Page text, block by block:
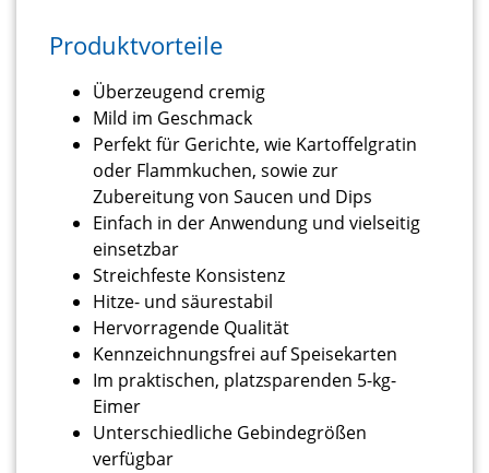
Produktvorteile
Überzeugend cremig
Mild im Geschmack
Perfekt für Gerichte, wie Kartoffelgratin
oder Flammkuchen, sowie zur
Zubereitung von Saucen und Dips
Einfach in der Anwendung und vielseitig
einsetzbar
Streichfeste Konsistenz
Hitze- und säurestabil
Hervorragende Qualität
Kennzeichnungsfrei auf Speisekarten
Im praktischen, platzsparenden 5-kg-
Eimer
Unterschiedliche Gebindegrößen
verfügbar